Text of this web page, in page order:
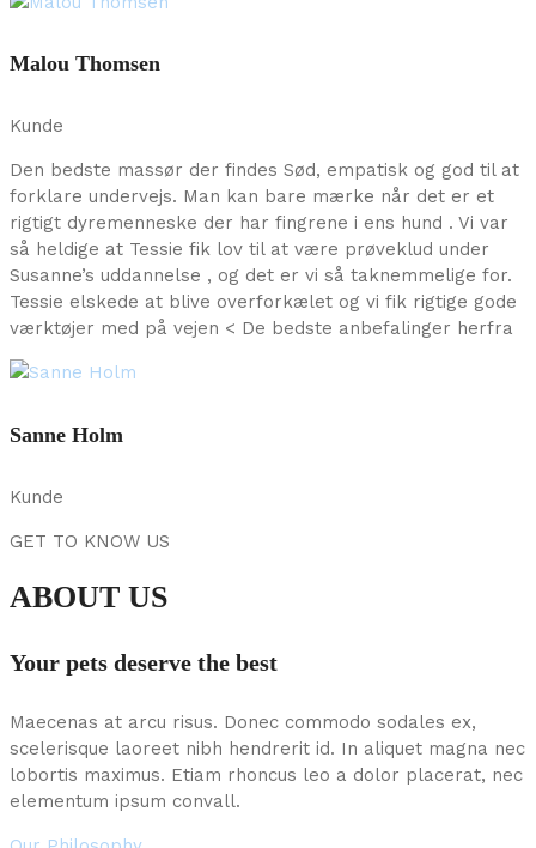
Malou Thomsen
Kunde
Den bedste massør der findes Sød, empatisk og god til at
forklare undervejs. Man kan bare mærke når det er et
rigtigt dyremenneske der har fingrene i ens hund . Vi var
så heldige at Tessie fik lov til at være prøveklud under
Susanne’s uddannelse , og det er vi så taknemmelige for.
Tessie elskede at blive overforkælet og vi fik rigtige gode
værktøjer med på vejen < De bedste anbefalinger herfra
Sanne Holm
Kunde
GET TO KNOW US
ABOUT US
Your pets deserve the best
Maecenas at arcu risus. Donec commodo sodales ex,
scelerisque laoreet nibh hendrerit id. In aliquet magna nec
lobortis maximus. Etiam rhoncus leo a dolor placerat, nec
elementum ipsum convall.